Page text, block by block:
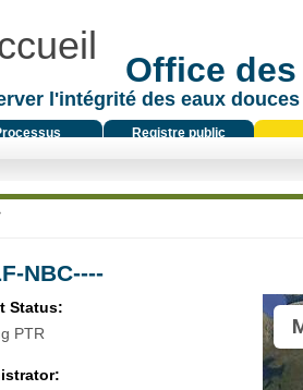
Office
l'intégrité des eaux
Registre public
êtes ici
NBC----
Status:
PTR